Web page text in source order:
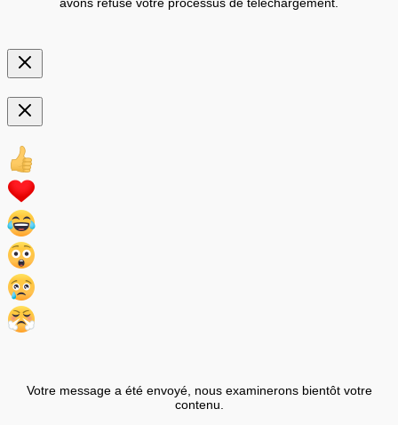
Votre message a été envoyé, nous examinerons bientôt votre
contenu.